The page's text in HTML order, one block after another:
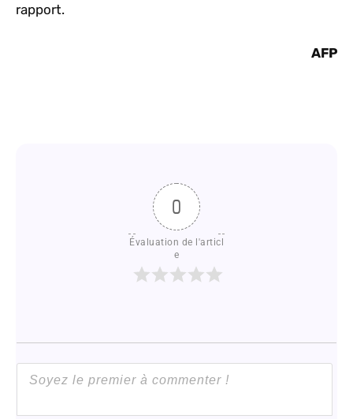
rapport.
AFP
0
Évaluation de l'articl
e